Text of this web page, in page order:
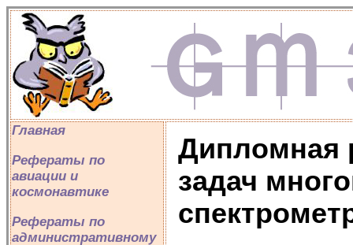
Главная
Рефераты по
авиации и
космонавтике
Рефераты по
административному
Дипломная
задач